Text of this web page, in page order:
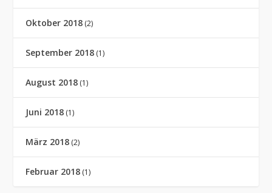
Oktober 2018 (2)
September 2018 (1)
August 2018 (1)
Juni 2018 (1)
März 2018 (2)
Februar 2018 (1)